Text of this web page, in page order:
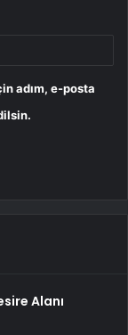
adım, e-posta
Alanı